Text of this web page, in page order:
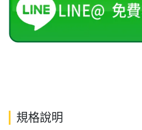
規格說明